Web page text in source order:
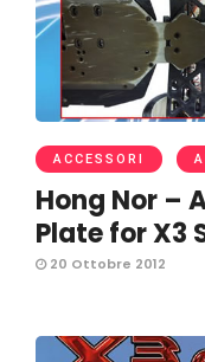
ACCESSORI
Hong Nor –
Plate for X3
20 Ottobre 2012